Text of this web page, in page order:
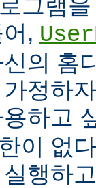
그램
,
의 홈
정하
하고
이 없
행하